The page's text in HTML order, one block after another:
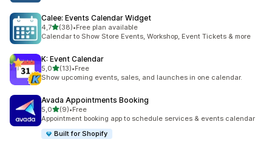
Calee: Events Calendar Widget
4,7de 5 estrelas
(38)
38 total de avaliações
•Free plan available
Calendar to Show Store Events, Workshop, Event Tickets & more
K: Event Calendar
5,0de 5 estrelas
(13)
13 total de avaliações
•Free
Show upcoming events, sales, and launches in one calendar.
Avada Appointments Booking
5,0de 5 estrelas
(9)
9 total de avaliações
•Free
Appointment booking app to schedule services & events calendar
Built for Shopify